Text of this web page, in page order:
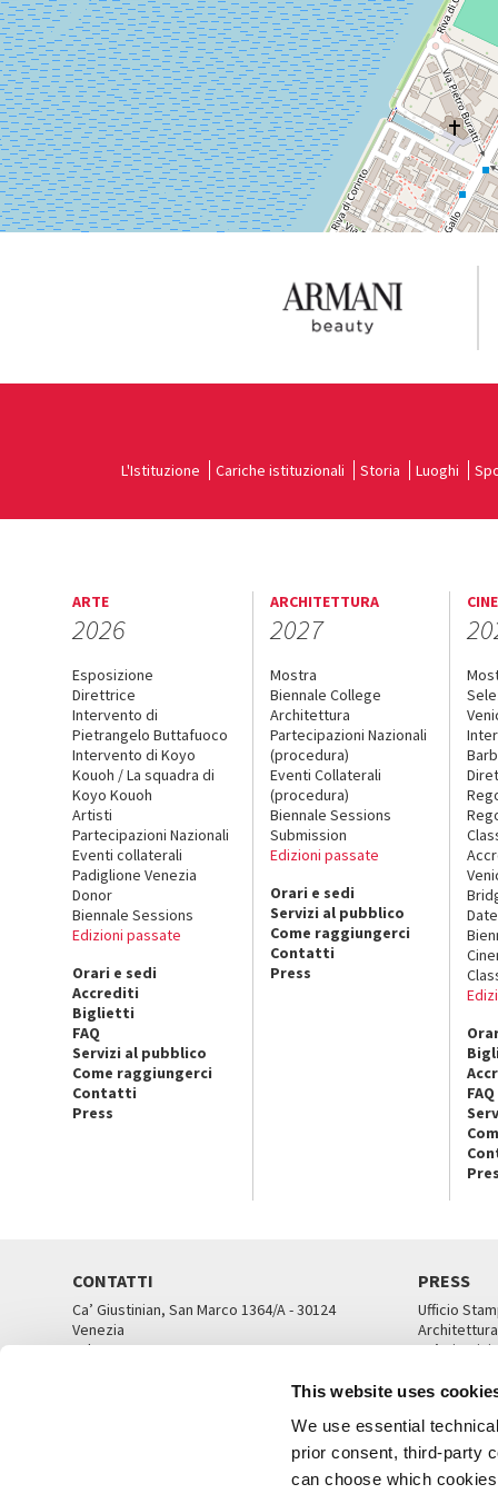
This website uses
We use essential
prior consent, third-party
can choose which
L'Istituzione Cariche istituzionali Storia Luoghi
ARTE
2026
Esposizione
Direttrice
Intervento di
Pietrangelo Buttafuoco
Intervento di Koyo
Kouoh / La squadra di
Koyo Kouoh
Artisti
Partecipazioni Nazionali
Eventi collaterali
Padiglione Venezia
Donor
Biennale Sessions
Edizioni passate
Orari e sedi
Accrediti
Biglietti
FAQ
Servizi al pubblico
Come raggiungerci
Contatti
Press
ARCHITETTURA
2027
Mostra
Biennale College
Architettura
Partecipazioni Nazionali
(procedura)
Eventi Collaterali
(procedura)
Biennale Sessions
Submission
Edizioni passate
Orari e sedi
Servizi al pubblico
Come raggiungerci
Contatti
Press
FAQ
CONTATTI
Ca’ Giustinian, San Marco 1364/A - 30124
Venezia
Tel. 041 5218711
PRESS
Ufficio
Architettura
Ca’
UFFICI